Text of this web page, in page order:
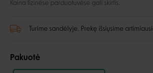
Kaina fizinėse parduotuvėse gali skirtis.
Turime sandėlyje. Prekę išsiųsime
Pakuotė